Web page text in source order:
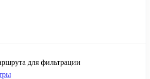
для фильтрации